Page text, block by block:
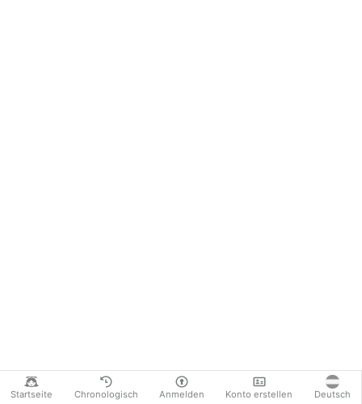
Startseite Chronologisch Anmelden Konto erstellen Deutsch